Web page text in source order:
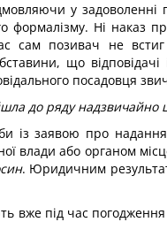
у
формалізму. Ні наказ
сам позивач не
що
посадовця
до ряду надзвичайно
із заявою про
влади або органом
. Юридичним
вже під час